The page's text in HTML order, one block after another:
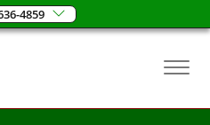
4859